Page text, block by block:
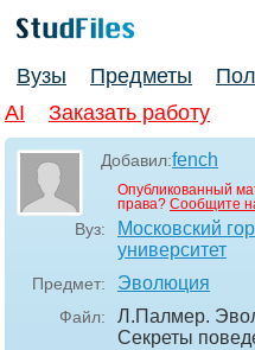
Вузы Предметы
AI
Заказать работу
Добавил:fench
Опубликованный
права? Сообщите
Вуз:
Московский
университет
Предмет: Эволюция
Файл:
Л.Палмер.
Секреты